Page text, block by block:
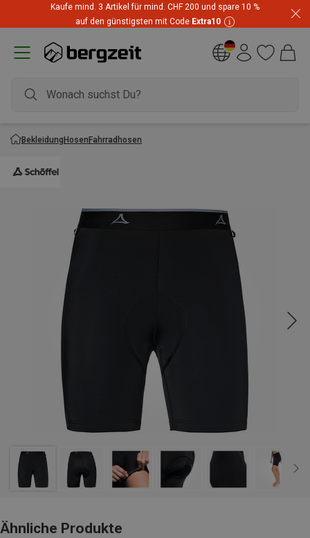
Kaufe mind. 3 Artikel für mind. CHF 200 und spare 10 %
auf den günstigsten mit Code Extra10
BekleidungHosenFahrradhosen
Ähnliche Produkte